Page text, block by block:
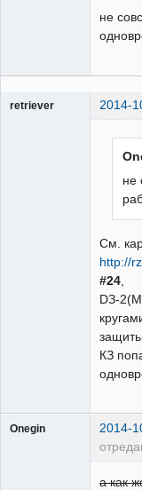
не
retriever 2014-
не
См.
http://
#24
DЗ-
КЗ
Onegin 2014-
а как